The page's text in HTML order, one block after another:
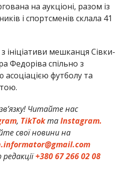
на аукціоні, разом із
і спортсменів склала 41
ініціативи мешканця Сівки-
Федоріва спільно з
футболу та
Читайте нас
, TikTokтаInstagram.
свої новини на
+380 67 266 02 08